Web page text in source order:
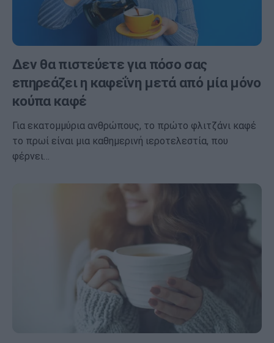
Δεν θα πιστεύετε για πόσο σας
επηρεάζει η καφεΐνη μετά από μία μόνο
κούπα καφέ
Για εκατομμύρια ανθρώπους, το πρώτο φλιτζάνι καφέ
το πρωί είναι μια καθημερινή ιεροτελεστία, που
φέρνει…